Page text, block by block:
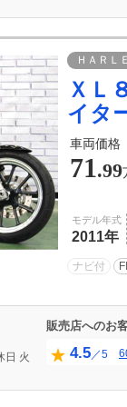
ＨＡＲＬ
ＸＬ
イタ
車両価格
71.99
モデル年式
2011年
ナビ付
火
販売店へのお
4.5／5